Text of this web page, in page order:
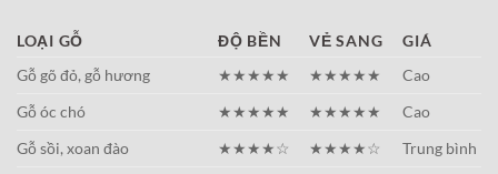
LOẠI GỖ ĐỘ BỀN VẺ SANG
GIÁ
Gỗ gõ đỏ, gỗ hương
★★★★★ ★★★★★
Cao
Gỗ óc chó
★★★★★ ★★★★★
Cao
Gỗ sồi, xoan đào
★★★★☆ ★★★★☆
Trung bình